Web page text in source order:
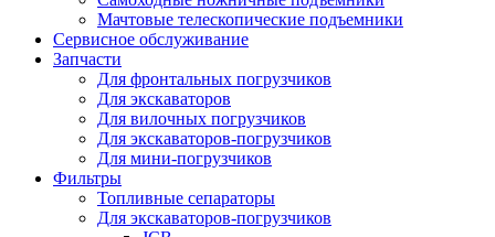
Мачтовые телескопические подъемники
Сервисное обслуживание
Запчасти
Для фронтальных погрузчиков
Для экскаваторов
Для вилочных погрузчиков
Для экскаваторов-погрузчиков
Для мини-погрузчиков
Фильтры
Топливные сепараторы
Для экскаваторов-погрузчиков